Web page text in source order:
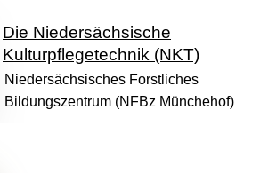
Die Niedersächsische
Kulturpflegetechnik (NKT)
Niedersächsisches Forstliches
Bildungszentrum (NFBz Münchehof)